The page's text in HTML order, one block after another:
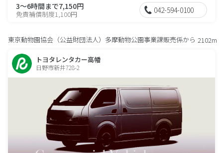
3～6時間まで7,150円
免責補償制度1,100円 042-594-0100
東京動物園協会（公益財団法人）多摩動物公園事業課販売係から 2102m
トヨタレンタカー高幡
日野市新井728-2